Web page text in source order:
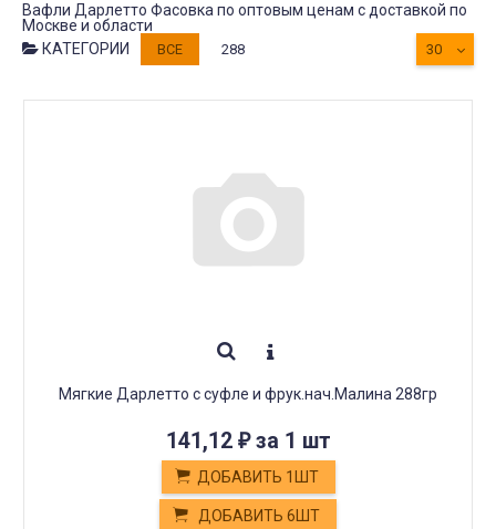
Вафли Дарлетто Фасовка по оптовым ценам с доставкой по
Москве и области
КАТЕГОРИИ
ВСЕ 288 30
Мягкие Дарлетто с суфле и фрук.нач.Малина 288гр
141,12 ₽за 1 шт
ДОБАВИТЬ 1ШТ
ДОБАВИТЬ 6ШТ